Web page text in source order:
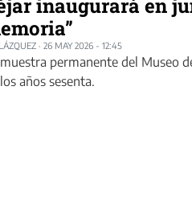
inaugurará en
· 26 MAY 2026 - 12:45
permanente del Museo
años sesenta.